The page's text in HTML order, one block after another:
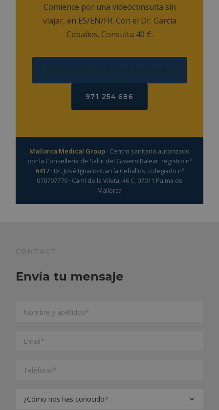
Comience por una videoconsulta sin
viajar, en ES/EN/FR. Con el Dr. García
Ceballos. Consulta 40 €.
RESERVAR CONSULTA ONLINE
971 254 686
Mallorca Medical Group · Centro sanitario autorizado
por la Consellería de Salut del Govern Balear, registro nº
6417· Dr. José Ignacio García Ceballos, colegiado nº
070707779 · Camí de la Vileta, 46 C, 07011 Palma de
Mallorca
CONTACT
Envía tu mensaje